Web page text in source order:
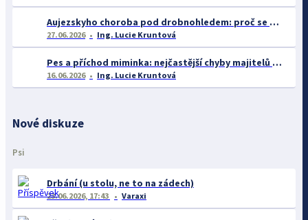
Aujezskyho choroba pod drobnohledem: proč se o ní nyní mluví více než dříve
27.06.2026 Ing. Lucie Kruntová
Pes a příchod miminka: nejčastější chyby majitelů a jak se jim vyhnout
16.06.2026 Ing. Lucie Kruntová
Nové diskuze
Psi
Drbání (u stolu, ne to na zádech)
23.06.2026, 17:43 Varaxi